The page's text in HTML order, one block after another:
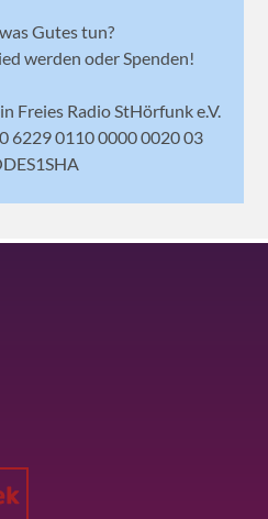
Gutes tun?
werden oder Spenden!
Freies Radio StHörfunk e.V.
6229 0110 0000 0020 03